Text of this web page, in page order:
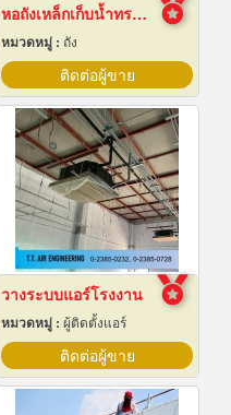
หอถังเหล็กเก็บน้ำทรงกลม
หมวดหมู่ : ถัง
ติดต่อผู้ขาย
วางระบบแอร์โรงงาน
หมวดหมู่ : ผู้ติดตั้งแอร์
ติดต่อผู้ขาย